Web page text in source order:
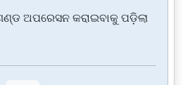
ଅପରେସନ କରାଇବାକୁ ପଡ଼ିଲା